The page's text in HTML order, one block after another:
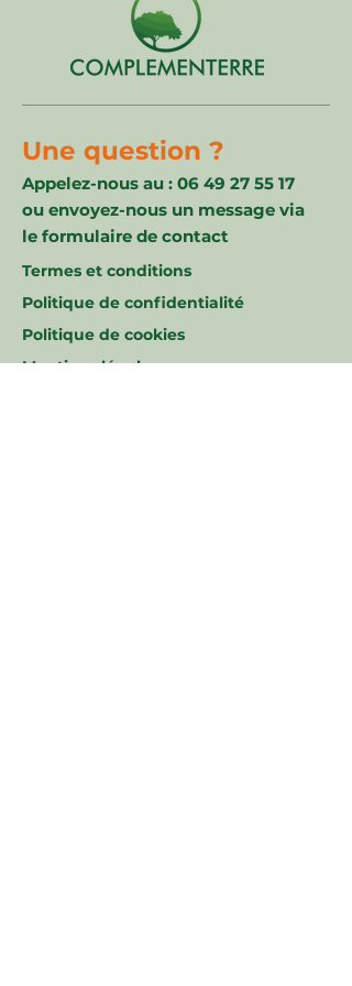
proposons une solution
adaptée à votre territoire.
Une question ?
Appelez-nous au : 06 49 27 55 17
ou envoyez-nous un message via
le formulaire de contact
Termes et conditions
Politique de confidentialité
Politique de cookies
Mentions légales